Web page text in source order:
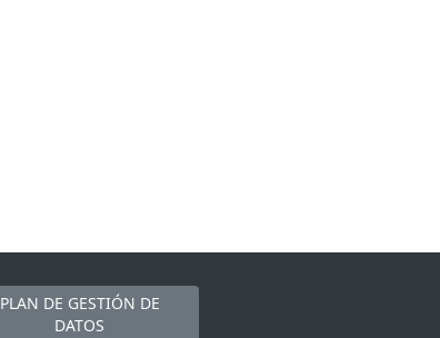
PLAN DE GESTIÓN DE
DATOS